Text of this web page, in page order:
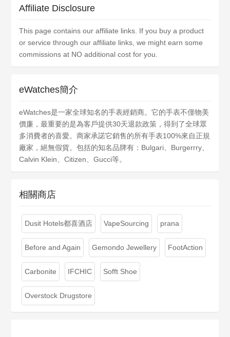
Affiliate Disclosure
This page contains our affiliate links. If you buy a product
or service through our affiliate links, we might earn some
commissions at NO additional cost for you.
eWatches簡介
eWatches是一家全球知名的手表經銷商。它的手表不僅物美
價廉，最重要的是為客戶提供30天退款政策，得到了全球眾
多消費者的喜愛。商家承諾它銷售的所有手表100%來自正規
廠家，絕無假貨。包括的知名品牌有：Bulgari、Burgerrry、
Calvin Klein、Citizen、Gucci等。
相關商店
Dusit Hotels都喜酒店 VapeSourcing prana
Before and Again Gemondo Jewellery FootAction
Carbonite IFCHIC Sofft Shoe
Overstock Drugstore